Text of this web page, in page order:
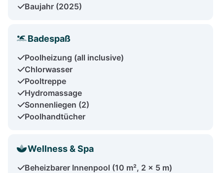
Baujahr (2025)
Badespaß
Poolheizung (all inclusive)
Chlorwasser
Pooltreppe
Hydromassage
Sonnenliegen (2)
Poolhandtücher
Wellness & Spa
Beheizbarer Innenpool (10 m², 2 x 5 m)